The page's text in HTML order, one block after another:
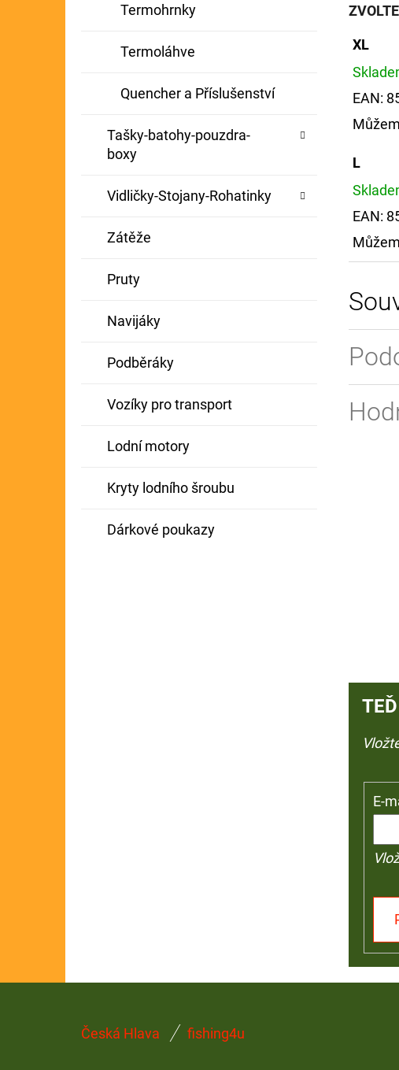
Termohrnky
Termoláhve
Quencher a Příslušenství
Tašky-batohy-pouzdra-
boxy
Vidličky-Stojany-Rohatinky
Zátěže
Pruty
Navijáky
Podběráky
Vozíky pro transport
Lodní motory
Kryty lodního šroubu
Dárkové poukazy
XL
EAN:
L
EAN:
E-
Česká Hlava fishing4u